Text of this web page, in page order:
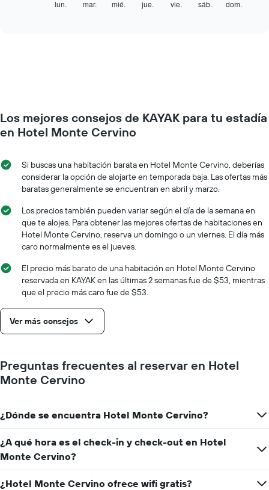
indica
el
de
una
habitación
cada
día
semana
El
gráfico
eje
que
los
días
de
semana.
El
gráfico
eje
Y
el
precio
promedio
de
una
habitación
lun. mar. mié. jue. vie. sáb. dom.
Los mejores consejos de KAYAK para tu estadía
en Hotel Monte Cervino
Si buscas una habitación barata en Hotel Monte Cervino, deberías
considerar la opción de alojarte en temporada baja. Las ofertas más
baratas generalmente se encuentran en abril y marzo.
Los precios también pueden variar según el día de la semana en
que te alojes. Para obtener las mejores ofertas de habitaciones en
Hotel Monte Cervino, reserva un domingo o un viernes. El día más
caro normalmente es el jueves.
El precio más barato de una habitación en Hotel Monte Cervino
reservada en KAYAK en las últimas 2 semanas fue de $53, mientras
que el precio más caro fue de $53.
Ver más consejos
Preguntas frecuentes al reservar en Hotel
Monte Cervino
¿Dónde se encuentra Hotel Monte Cervino?
¿A qué hora es el check-in y check-out en Hotel
Monte Cervino?
¿Hotel Monte Cervino ofrece wifi gratis?